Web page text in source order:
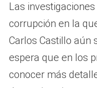
Las
corrupción en la
Carlos Castillo aún
espera que en los
conocer más